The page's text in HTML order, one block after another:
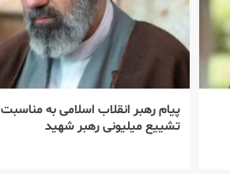
پیام رهبر انقلاب اسلامی به مناسبت
تشییع میلیونی رهبر شهید